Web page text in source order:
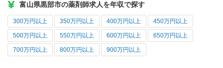
富山県黒部市の薬剤師求人を年収で探す
300万円以上 350万円以上 400万円以上 450万円以上
500万円以上 550万円以上 600万円以上 650万円以上
700万円以上 800万円以上 900万円以上